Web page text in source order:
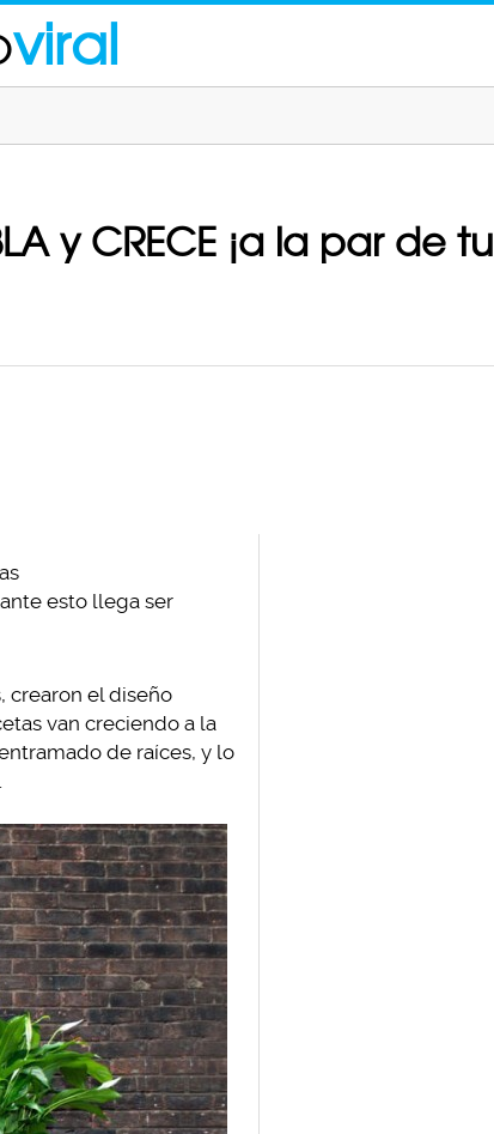
viral
y CRECE ¡a la par de tu
esto llega ser
crearon el diseño
van creciendo a la
de raíces, y lo